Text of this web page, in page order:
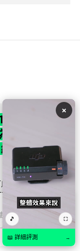
用
政
「烏拉特
提高世界首
短約 10 分
拉特克的詛咒」將
島」、地城「毒牙
×
🎵 ⛶
📖 詳細評測 →